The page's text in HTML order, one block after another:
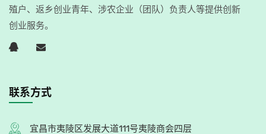
殖户、返乡创业青年、涉农企业（团队）负责人等提供创新
创业服务。
联系方式
宜昌市夷陵区发展大道111号夷陵商会四层